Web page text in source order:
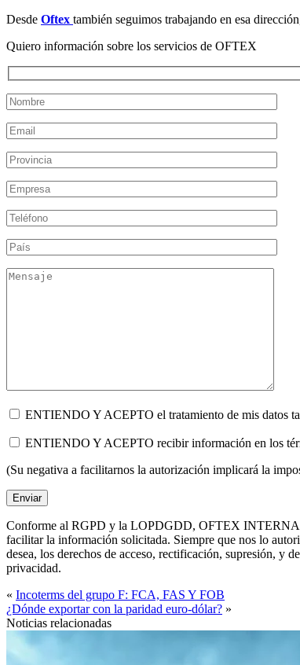
Desde Oftex también seguimos trabajando en esa
Quiero información sobre los servicios de OFTEX
ENTIENDO Y ACEPTO el tratamiento de mis datos
ENTIENDO Y ACEPTO recibir información en los
(Su negativa a facilitarnos la autorización implicará la
Conforme al RGPD y la LOPDGDD, OFTEX
facilitar la información solicitada. Siempre que nos lo
desea, los derechos de acceso, rectificación, supresión, y
privacidad.
« Incoterms del grupo F: FCA, FAS Y FOB
¿Dónde exportar con la paridad euro-dólar? »
Noticias relacionadas